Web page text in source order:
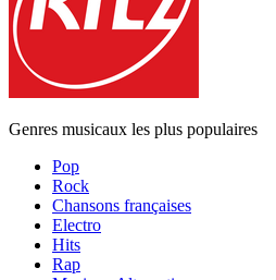
Genres musicaux les plus populaires
Pop
Rock
Chansons françaises
Electro
Hits
Rap